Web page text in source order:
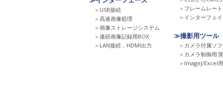
＞USB接続
＞高速画像処理
＞画像ストレージシステム
＞連続画像記録用BOX
＞LAN接続，HDMI出力
＞フレームレー
＞インターフェ
≫撮影用ツール
＞カメラ付属ソ
＞カメラ制御用
＞ImageJ/Excel